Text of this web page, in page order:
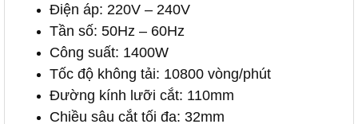
Điện áp: 220V – 240V
Tần số: 50Hz – 60Hz
Công suất: 1400W
Tốc độ không tải: 10800 vòng/phút
Đường kính lưỡi cắt: 110mm
Chiều sâu cắt tối đa: 32mm